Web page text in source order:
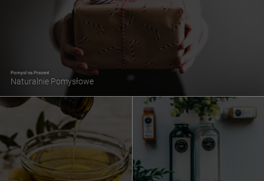
Pomysł na Prezent
Naturalnie Pomysłowe